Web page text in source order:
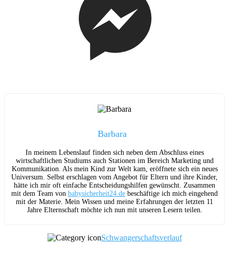
Barbara
In meinem Lebenslauf finden sich neben dem Abschluss eines
wirtschaftlichen Studiums auch Stationen im Bereich Marketing und
Kommunikation. Als mein Kind zur Welt kam, eröffnete sich ein neues
Universum. Selbst erschlagen vom Angebot für Eltern und ihre Kinder,
hätte ich mir oft einfache Entscheidungshilfen gewünscht. Zusammen
mit dem Team von babysicherheit24.de beschäftige ich mich eingehend
mit der Materie. Mein Wissen und meine Erfahrungen der letzten 11
Jahre Elternschaft möchte ich nun mit unseren Lesern teilen.
Schwangerschaftsverlauf